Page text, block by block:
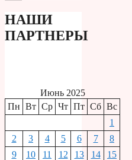
НАШИ
ПАРТНЕРЫ
Июнь 2025
Пн Вт Ср Чт Пт Сб Вс
1
2
3 4 5 6 7
8
9
10 11 12 13 14
15